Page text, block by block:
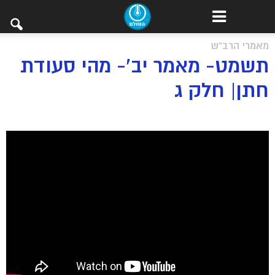
מאמרי הרב"ש
תשמט- מאמר יב’- מהי סעודת
חתן| חלק ג